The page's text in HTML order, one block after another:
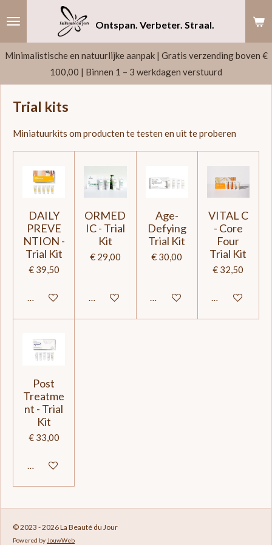
Ontspan. Verbeter. Straal.
Minimalistische en natuurlijke aanpak | Gratis verzending boven €
100,00 | Binnen 1 – 3 werkdagen verstuurd
Trial kits
Miniatuurkits om producten te testen en uit te proberen
DAILY
PREVE
NTION -
Trial Kit
€ 39,50
In winkelwagen
ORMED
IC - Trial
Kit
€ 29,00
In winkelwagen
Age-
Defying
Trial Kit
€ 30,00
In winkelwagen
VITAL C
- Core
Four
Trial Kit
€ 32,50
In
Post
Treatme
nt - Trial
Kit
€ 33,00
In winkelwagen
© 2023 - 2026 La Beauté du Jour
Powered by JouwWeb